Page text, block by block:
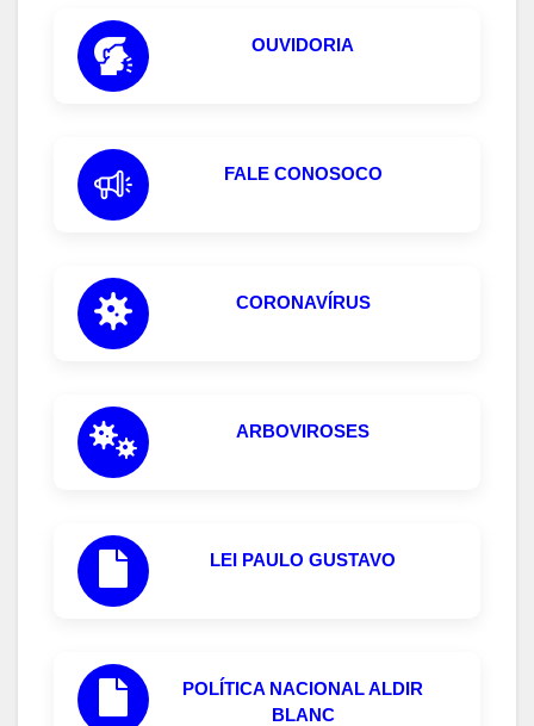
OUVIDORIA
FALE CONOSOCO
CORONAVÍRUS
ARBOVIROSES
LEI PAULO GUSTAVO
POLÍTICA NACIONAL ALDIR
BLANC